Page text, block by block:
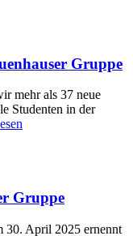
Gruppe
mehr als 37 neue
Studenten in der
Gruppe
30. April 2025 ernennt